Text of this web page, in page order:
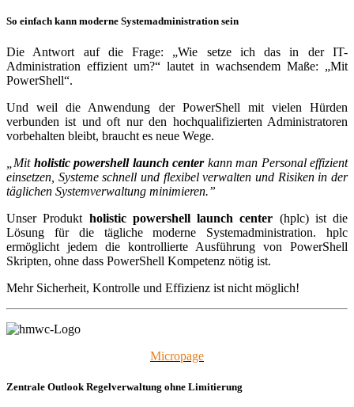
So einfach kann moderne Systemadministration sein
Die Antwort auf die Frage: „Wie setze ich das in der IT-
Administration effizient um?“ lautet in wachsendem Maße: „Mit
PowerShell“.
Und weil die Anwendung der PowerShell mit vielen Hürden
verbunden ist und oft nur den hochqualifizierten Administratoren
vorbehalten bleibt, braucht es neue Wege.
„Mit holistic powershell launch centerkann man Personal effizient
einsetzen, Systeme schnell und flexibel verwalten und Risiken in der
täglichen Systemverwaltung minimieren.”
Unser Produkt holistic powershell launch center (hplc) ist die
Lösung für die tägliche moderne Systemadministration. hplc
ermöglicht jedem die kontrollierte Ausführung von PowerShell
Skripten, ohne dass PowerShell Kompetenz nötig ist.
Mehr Sicherheit, Kontrolle und Effizienz ist nicht möglich!
Micropage
Zentrale Outlook Regelverwaltung ohne Limitierung